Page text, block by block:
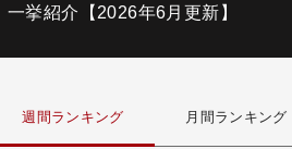
一挙紹介【2026年6月更新】
週間ランキング 月間ランキング